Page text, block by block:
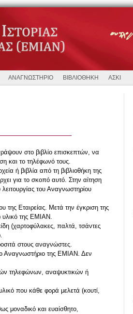
ΑΝΑΓΝΩΣΤΗΡΙΟ ΒΙΒΛΙΟΘΗΚΗ ΑΣΚΙ
στο βιβλίο επισκεπτών, να
και το τηλέφωνό τους.
ή βιβλία από τη βιβλιοθήκη της
για το σκοπό αυτό. Στην αίτηση
του Αναγνωστηρίου
της Εταιρείας. Μετά την έγκριση της
υλικό της ΕΜΙΑΝ.
(χαρτοφύλακες, παλτά, τσάντες
στους αναγνώστες.
Αναγνωστήριο της ΕΜΙΑΝ. Δεν
τηλεφώνων, αναψυκτικών ή
που κάθε φορά μελετά (κουτί,
μοναδικό και ευαίσθητο,